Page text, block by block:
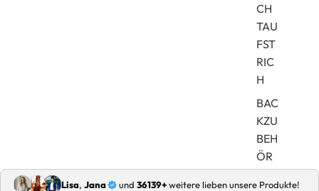
CH
TAU
FST
RIC
H
BAC
KZU
BEH
ÖR
Lisa, Jana und 36139+weitere lieben unsere Produkte!